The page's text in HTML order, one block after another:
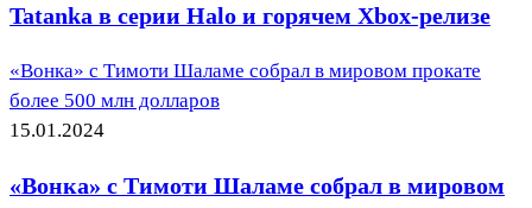
Tatanka в серии Halo и горячем Xbox-релизе
«Вонка» с Тимоти Шаламе собрал в мировом прокате
более 500 млн долларов
15.01.2024
«Вонка» с Тимоти Шаламе собрал в мировом